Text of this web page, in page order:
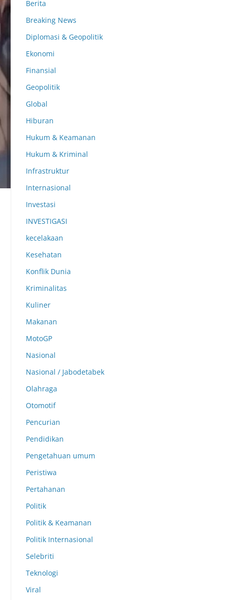
Berita
Breaking News
Diplomasi & Geopolitik
Ekonomi
Finansial
Geopolitik
Global
Hiburan
Hukum & Keamanan
Hukum & Kriminal
Infrastruktur
Internasional
Investasi
INVESTIGASI
kecelakaan
Kesehatan
Konflik Dunia
Kriminalitas
Kuliner
Makanan
MotoGP
Nasional
Nasional / Jabodetabek
Olahraga
Otomotif
Pencurian
Pendidikan
Pengetahuan umum
Peristiwa
Pertahanan
Politik
Politik & Keamanan
Politik Internasional
Selebriti
Teknologi
Viral